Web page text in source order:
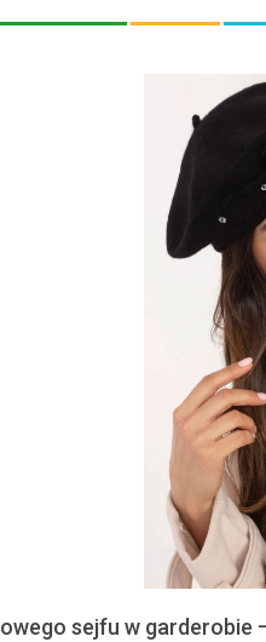
sejfu w garderobie